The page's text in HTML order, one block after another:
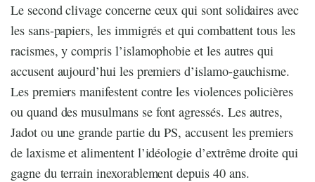
Le second clivage concerne ceux qui sont solidaires avec
les sans-papiers, les immigrés et qui combattent tous les
racismes, y compris l’islamophobie et les autres qui
accusent aujourd’hui les premiers d’islamo-gauchisme.
Les premiers manifestent contre les violences policières
ou quand des musulmans se font agressés. Les autres,
Jadot ou une grande partie du PS, accusent les premiers
de laxisme et alimentent l’idéologie d’extrême droite qui
gagne du terrain inexorablement depuis 40 ans.